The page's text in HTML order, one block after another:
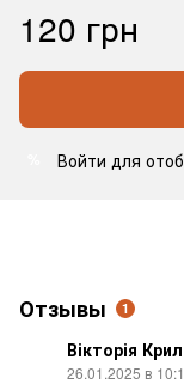
120 грн
Войти для
Отзывы 1
Вікторія
26.01.2025 в